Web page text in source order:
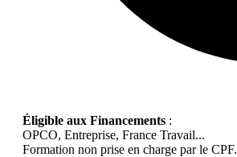
Éligible aux Financements :
OPCO, Entreprise, France Travail...
Formation non prise en charge par le CPF.